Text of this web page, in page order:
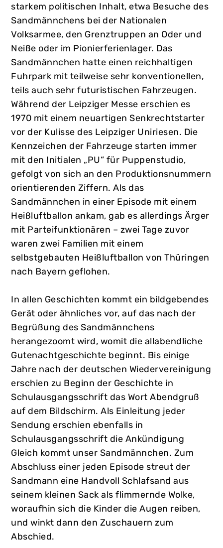
starkem politischen Inhalt, etwa Besuche des
Sandmännchens bei der Nationalen
Volksarmee, den Grenztruppen an Oder und
Neiße oder im Pionierferienlager. Das
Sandmännchen hatte einen reichhaltigen
Fuhrpark mit teilweise sehr konventionellen,
teils auch sehr futuristischen Fahrzeugen.
Während der Leipziger Messe erschien es
1970 mit einem neuartigen Senkrechtstarter
vor der Kulisse des Leipziger Uniriesen. Die
Kennzeichen der Fahrzeuge starten immer
mit den Initialen „PU“ für Puppenstudio,
gefolgt von sich an den Produktionsnummern
orientierenden Ziffern. Als das
Sandmännchen in einer Episode mit einem
Heißluftballon ankam, gab es allerdings Ärger
mit Parteifunktionären – zwei Tage zuvor
waren zwei Familien mit einem
selbstgebauten Heißluftballon von Thüringen
nach Bayern geflohen.
In allen Geschichten kommt ein bildgebendes
Gerät oder ähnliches vor, auf das nach der
Begrüßung des Sandmännchens
herangezoomt wird, womit die allabendliche
Gutenachtgeschichte beginnt. Bis einige
Jahre nach der deutschen Wiedervereinigung
erschien zu Beginn der Geschichte in
Schulausgangsschrift das Wort Abendgruß
auf dem Bildschirm. Als Einleitung jeder
Sendung erschien ebenfalls in
Schulausgangsschrift die Ankündigung
Gleich kommt unser Sandmännchen. Zum
Abschluss einer jeden Episode streut der
Sandmann eine Handvoll Schlafsand aus
seinem kleinen Sack als flimmernde Wolke,
woraufhin sich die Kinder die Augen reiben,
und winkt dann den Zuschauern zum
Abschied.